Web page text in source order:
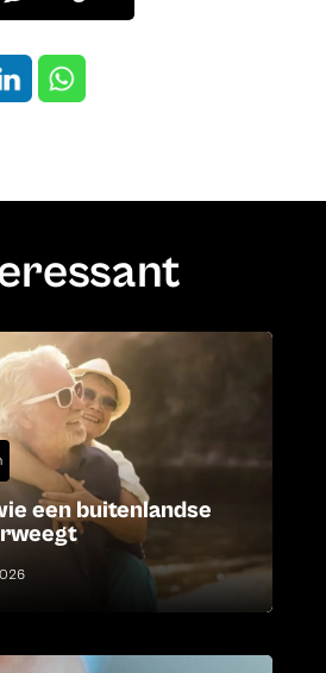
een buitenlandse